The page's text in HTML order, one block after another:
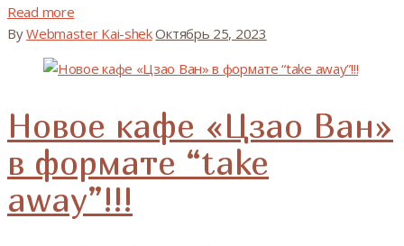
Read more
ByWebmaster Kai-shekОктябрь 25, 2023
Новое кафе «Цзао Ван»
в формате “take
away”!!!